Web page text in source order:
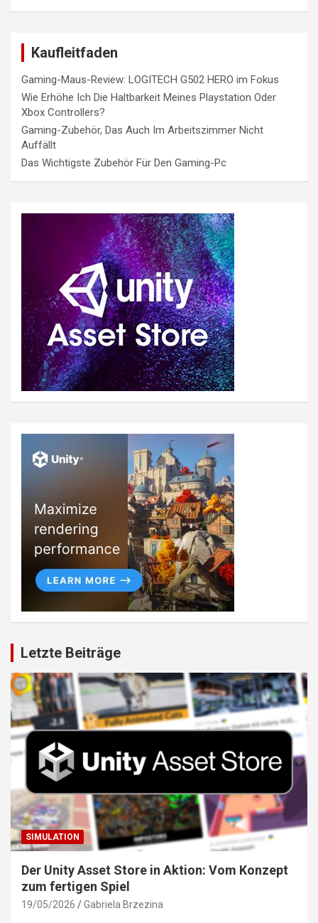
Kaufleitfaden
Gaming-Maus-Review: LOGITECH G502 HERO im Fokus
Wie Erhöhe Ich Die Haltbarkeit Meines Playstation Oder
Xbox Controllers?
Gaming-Zubehör, Das Auch Im Arbeitszimmer Nicht
Auffällt
Das Wichtigste Zubehör Für Den Gaming-Pc
Letzte Beiträge
SIMULATION
Der Unity Asset Store in Aktion: Vom Konzept
zum fertigen Spiel
19/05/2026 Gabriela Brzezina